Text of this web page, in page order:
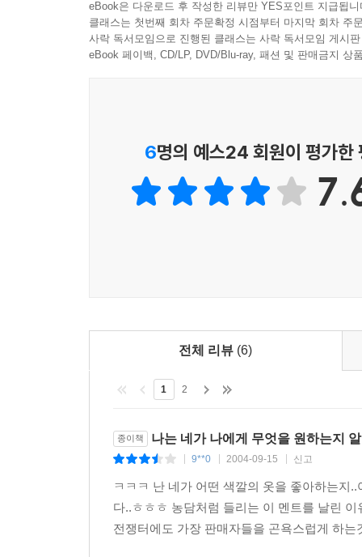
4. 청소제품은 심리적 보상을 주어야 한다
5. 가구는 삶의 일부이다
6. 침대는 어머니의 품이다
2. 화장품은 나를 다르게 해준다
9. 꽃은 우리의 삶을 상징한다
Chapter 5 건강
1. 약은 희망을 주는 것
2. 병원은 따뜻한 어머니 같아야 한다
Chapter 6 이동수단
eBook은 다운로드 후 작성한 리뷰만 YES포인트 지급됩니
클래스는 첫번째 회차 주문확정 시점부터 마지막 회차 주
사락 독서모임으로 진행된 클래스는 사락 독서모임 게시
eBook 페이백, CD/LP, DVD/Blu-ray, 패션 및 판매금지 상
6명의 예스24 회원이 평가한
전체 리뷰 (6)
1 2
종이책 나는 네가 나에게 무엇을 원하는지
9**0 2004-09-15 신고
ㅋㅋㅋ 난 네가 어떤 색깔의 옷을 좋아하는지
다..ㅎㅎㅎ 농담처럼 들리는 이 멘트를 날린
전쟁터에도 가장 판매자들을 곤욕스럽게 하